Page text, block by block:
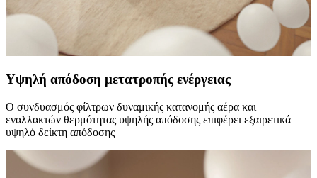
Υψηλή απόδοση μετατροπής ενέργειας
Ο συνδυασμός φίλτρων δυναμικής κατανομής αέρα και
εναλλακτών θερμότητας υψηλής απόδοσης επιφέρει εξαιρετικά
υψηλό δείκτη απόδοσης